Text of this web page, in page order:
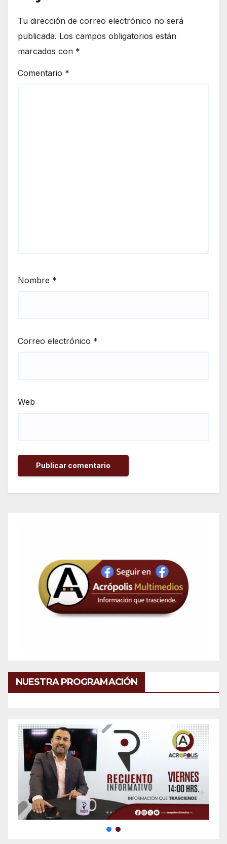
Tu dirección de correo electrónico no será
publicada. Los campos obligatorios están
marcados con *
Comentario *
Nombre *
Correo electrónico *
Web
NUESTRA PROGRAMACIÓN